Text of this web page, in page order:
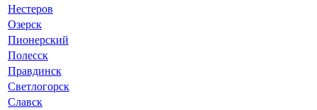
Нестеров
Озерск
Пионерский
Полесск
Правдинск
Светлогорск
Славск